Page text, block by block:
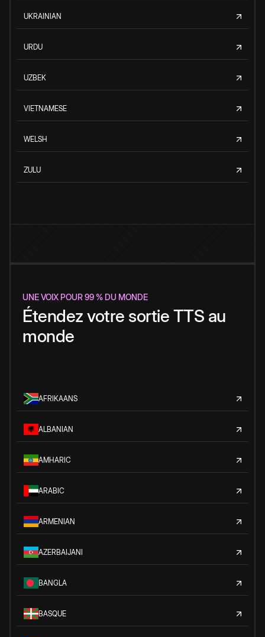
UKRAINIAN
URDU
UZBEK
VIETNAMESE
WELSH
ZULU
UNE VOIX POUR 99 % DU MONDE
Étendez votre sortie TTS au
monde
AFRIKAANS
ALBANIAN
AMHARIC
ARABIC
ARMENIAN
AZERBAIJANI
BANGLA
BASQUE